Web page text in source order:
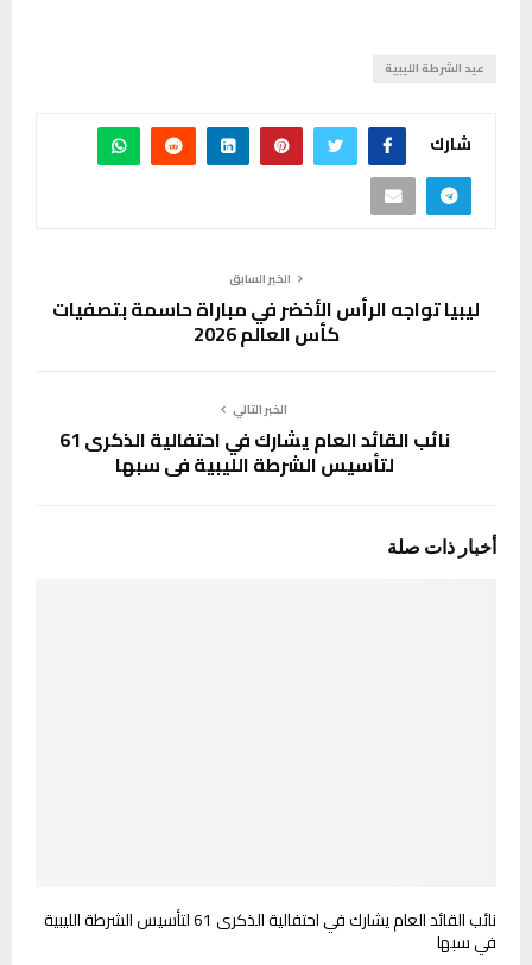
عيد الشرطة الليبية
شارك
الخبر السابق
ليبيا تواجه الرأس الأخضر في مباراة حاسمة بتصفيات
كأس العالم 2026
الخبر التالي
نائب القائد العام يشارك في احتفالية الذكرى 61
لتأسيس الشرطة الليبية في سبها
أخبار ذات صلة
نائب القائد العام يشارك في احتفالية الذكرى 61 لتأسيس الشرطة الليبية
في سبها